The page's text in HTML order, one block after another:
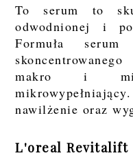
To serum to
odwodnionej i
Formuła
makro i
nawilżenie oraz
L'oreal Revitalift